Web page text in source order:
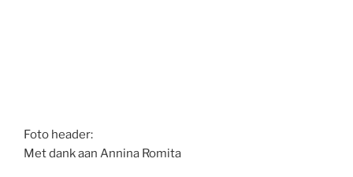
Foto header:
Met dank aan Annina Romita